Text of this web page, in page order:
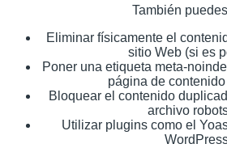
También
Eliminar físicamente el
sitio Web (si es
Poner una etiqueta meta-
página de
Bloquear el contenido
archivo
Utilizar plugins como el